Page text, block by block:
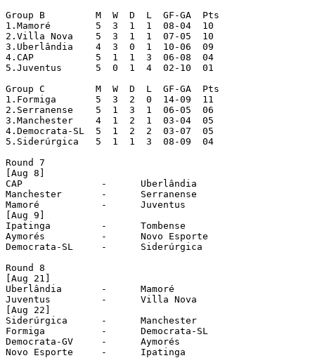
Group B		M  W  D  L  GF-GA  Pts
1.Mamoré	5  3  1  1  08-04  10
2.Villa Nova	5  3  1  1  07-05  10
3.Uberlândia	4  3  0  1  10-06  09
4.CAP		5  1  1  3  06-08  04
5.Juventus	5  0  1  4  02-10  01
Group C		M  W  D  L  GF-GA  Pts
1.Formiga	5  3  2  0  14-09  11
2.Serranense	5  1  3  1  06-05  06
3.Manchester	4  1  2  1  03-04  05
4.Democrata-SL	5  1  2  2  03-07  05
5.Siderúrgica	5  1  1  3  08-09  04
Round 7
[Aug 8]
CAP		 -	Uberlândia
Manchester	 -	Serranense
Mamoré		 -	Juventus
[Aug 9]
Ipatinga	 -	Tombense
Aymorés		 -	Novo Esporte
Democrata-SL	 -	Siderúrgica
Round 8
[Aug 21]
Uberlândia	 -	Mamoré
Juventus	 -	Villa Nova
[Aug 22]
Siderúrgica	 -	Manchester
Formiga		 -	Democrata-SL
Democrata-GV	 -	Aymorés
Novo Esporte	 -	Ipatinga